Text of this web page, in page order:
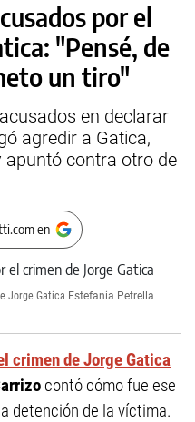
por el
"Pensé, de
un tiro"
en declarar
agredir a Gatica,
apuntó contra otro de
en
Jorge Gatica Estefania Petrella
crimen de Jorge Gatica
contó cómo fue ese
detención de la víctima.